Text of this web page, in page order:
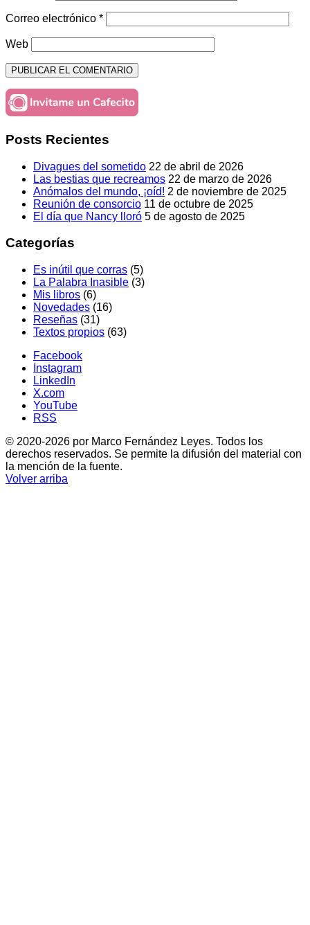
Correo electrónico *
Web
Posts Recientes
Divagues del sometido 22 de abril de 2026
Las bestias que recreamos 22 de marzo de 2026
Anómalos del mundo, ¡oíd! 2 de noviembre de 2025
Reunión de consorcio 11 de octubre de 2025
El día que Nancy lloró 5 de agosto de 2025
Categorías
Es inútil que corras (5)
La Palabra Inasible (3)
Mis libros (6)
Novedades (16)
Reseñas (31)
Textos propios (63)
Facebook
Instagram
LinkedIn
X.com
YouTube
RSS
© 2020-2026 por Marco Fernández Leyes. Todos los
derechos reservados. Se permite la difusión del material con
la mención de la fuente.
Volver arriba